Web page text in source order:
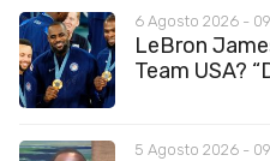
6 Agosto 2026 -
LeBron
Team USA?
5 Agosto 2026 -